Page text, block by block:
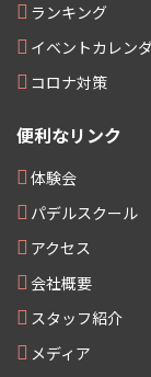
ランキング
イベントカレン
コロナ対策
便利なリンク
体験会
パデルスクール
アクセス
会社概要
スタッフ紹介
メディア